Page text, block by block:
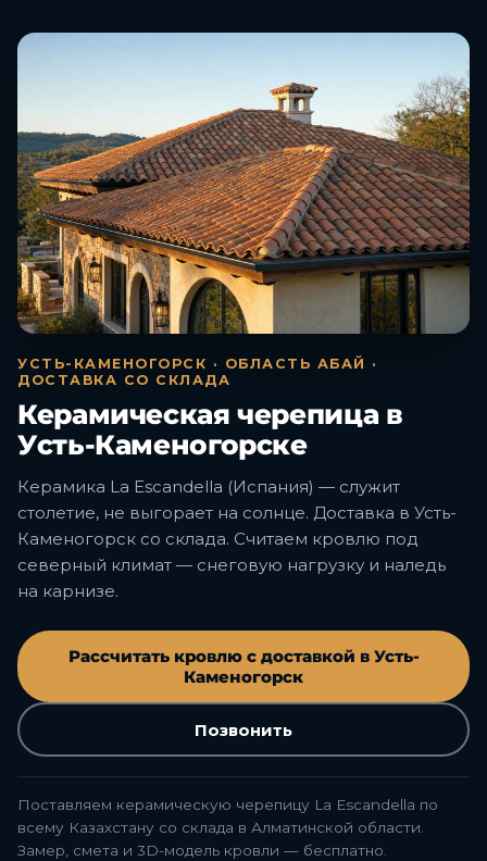
УСТЬ-КАМЕНОГОРСК · ОБЛАСТЬ АБАЙ ·
ДОСТАВКА СО СКЛАДА
Керамическая черепица в
Усть-Каменогорске
Керамика La Escandella (Испания) — служит
столетие, не выгорает на солнце. Доставка в Усть-
Каменогорск со склада. Считаем кровлю под
северный климат — снеговую нагрузку и наледь
на карнизе.
Рассчитать кровлю с доставкой в Усть-
Каменогорск
Позвонить
Поставляем керамическую черепицу La Escandella по
всему Казахстану со склада в Алматинской области.
Замер, смета и 3D-модель кровли — бесплатно.